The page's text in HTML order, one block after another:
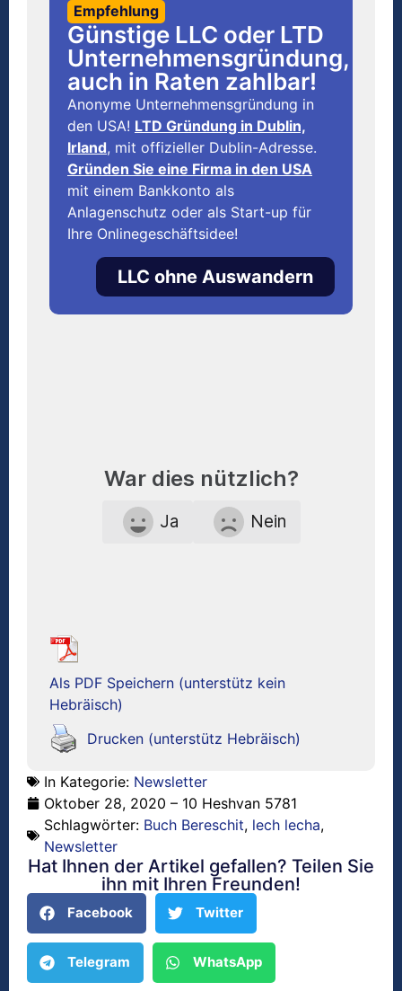
Empfehlung
Günstige LLC oder LTD
Unternehmensgründung,
auch in Raten zahlbar!
Anonyme Unternehmensgründung in
den USA! LTD Gründung in Dublin,
Irland, mit offizieller Dublin-Adresse.
Gründen Sie eine Firma in den USA
mit einem Bankkonto als
Anlagenschutz oder als Start-up für
Ihre Onlinegeschäftsidee!
LLC ohne Auswandern
War dies nützlich?
Ja Nein
Als PDF Speichern (unterstütz kein
Hebräisch)
Drucken (unterstütz Hebräisch)
In Kategorie: Newsletter
Oktober 28, 2020 – 10 Heshvan 5781
Schlagwörter: Buch Bereschit, lech lecha,
Newsletter
Hat Ihnen der Artikel gefallen? Teilen Sie
ihn mit Ihren Freunden!
Facebook Twitter
Telegram WhatsApp